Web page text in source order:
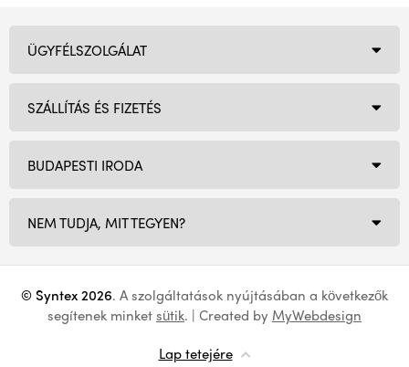
BUDAPESTI IRODA
NEM TUDJA, MIT TEGYEN?
ÜGYFÉLSZOLGÁLAT
SZÁLLÍTÁS ÉS FIZETÉS
© Syntex 2026. A szolgáltatások nyújtásában a következők
segítenek minketsütik. | Created by MyWebdesign
Lap tetejére